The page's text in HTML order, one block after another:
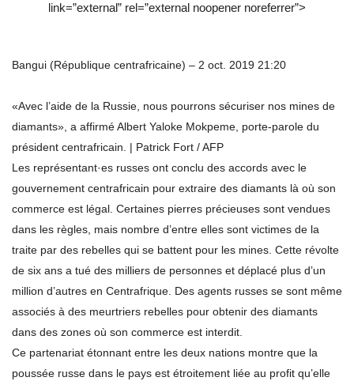
link=”external” rel=”external noopener noreferrer”>
Bangui (République centrafricaine) – 2 oct. 2019 21:20
«Avec l’aide de la Russie, nous pourrons sécuriser nos mines de
diamants», a affirmé Albert Yaloke Mokpeme, porte-parole du
président centrafricain. | Patrick Fort / AFP
Les représentant·es russes ont conclu des accords avec le
gouvernement centrafricain pour extraire des diamants là où son
commerce est légal. Certaines pierres précieuses sont vendues
dans les règles, mais nombre d’entre elles sont victimes de la
traite par des rebelles qui se battent pour les mines. Cette révolte
de six ans a tué des milliers de personnes et déplacé plus d’un
million d’autres en Centrafrique. Des agents russes se sont même
associés à des meurtriers rebelles pour obtenir des diamants
dans des zones où son commerce est interdit.
Ce partenariat étonnant entre les deux nations montre que la
poussée russe dans le pays est étroitement liée au profit qu’elle